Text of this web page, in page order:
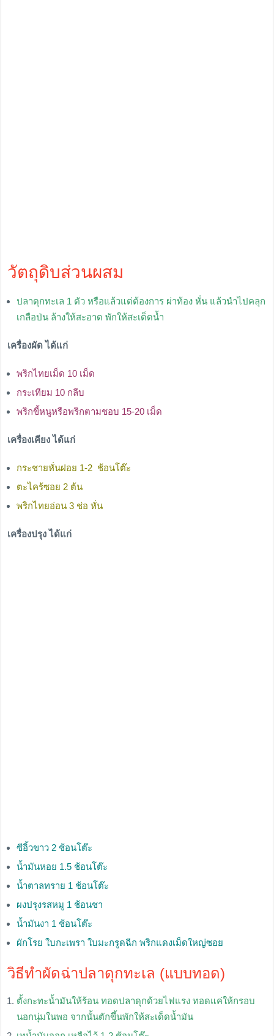
วัตถุดิบส่วนผสม
ปลาดุกทะเล 1 ตัว หรือแล้วแต่ต้องการ ผ่าท้อง หั่น แล้วนำไปคลุก
เกลือป่น ล้างให้สะอาด พักให้สะเด็ดน้ำ
เครื่องผัด ได้แก่
พริกไทยเม็ด 10 เม็ด
กระเทียม 10 กลีบ
พริกขี้หนูหรือพริกตามชอบ 15-20 เม็ด
เครื่องเคียง ได้แก่
กระชายหั่นฝอย 1-2 ช้อนโต๊ะ
ตะไคร้ซอย 2 ต้น
พริกไทยอ่อน 3 ช่อ หั่น
เครื่องปรุง ได้แก่
ซีอิ้วขาว 2 ช้อนโต๊ะ
น้ำมันหอย 1.5 ช้อนโต๊ะ
น้ำตาลทราย 1 ช้อนโต๊ะ
ผงปรุงรสหมู 1 ช้อนชา
น้ำมันงา 1 ช้อนโต๊ะ
ผักโรย ใบกะเพรา ใบมะกรูดฉีก พริกแดงเม็ดใหญ่ซอย
วิธีทำผัดฉ่าปลาดุกทะเล (แบบทอด)
ตั้งกะทะน้ำมันให้ร้อน ทอดปลาดุกด้วยไฟแรง ทอดแค่ให้กรอบ
นอกนุ่มในพอ จากนั้นตักขึ้นพักให้สะเด็ดน้ำมัน